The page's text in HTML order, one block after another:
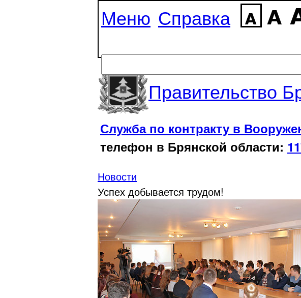
Меню Справка
Правительство
Служба по контракту в
телефон в Брянской области:
Новости
Успех добывается трудом!